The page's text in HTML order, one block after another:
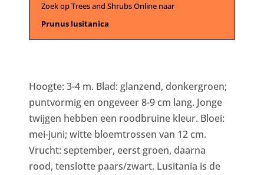
Zoek op Trees and Shrubs Online naar
Prunus lusitanica
Hoogte: 3-4 m. Blad: glanzend, donkergroen;
puntvormig en ongeveer 8-9 cm lang. Jonge
twijgen hebben een roodbruine kleur. Bloei:
mei-juni; witte bloemtrossen van 12 cm.
Vrucht: september, eerst groen, daarna
rood, tenslotte paars/zwart. Lusitania is de